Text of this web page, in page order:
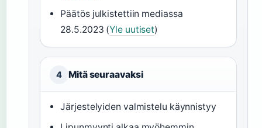
Päätös julkistettiin mediassa
28.5.2023 (Yle uutiset)
4 Mitä seuraavaksi
Järjestelyiden valmistelu käynnistyy